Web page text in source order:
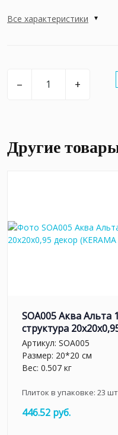
Все характеристики
– +
Другие
SOA005 Аква
структура
Артикул: SOA005
Размер: 20*20 см
Вес: 0.507 кг
Плиток в упаковке: 23 шт
446.52 руб.